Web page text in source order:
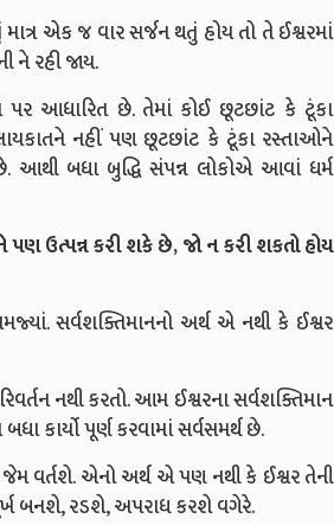
માત્ર એક જ વાર સર્જન થતું હોય તો તે ઈશ્વરમાં
ને રહી જાય.
પર આધારિત છે. તેમાં કોઈ છૂટછાંટ કે ટૂંકા
નહીં પણ છૂટછાંટ કે ટૂંકા રસ્તાઓને
આથી બધા બુદ્ધિ સંપન્ન લોકોએ આવાં ધર્મ
પણ ઉત્પન્ન કરી શકે છે, જો ન કરી શકતો હોય
સર્વશક્તિમાનનો અર્થ એ નથી કે ઈશ્વર
નથી કરતો. આમ ઈશ્વરના સર્વશક્તિમાન
કાર્યો પૂર્ણ કરવામાં સર્વસમર્થ છે.
વર્તશે. એનો અર્થ એ પણ નથી કે ઈશ્વર તેની
બનશે, રડશે, અપરાધ કરશે વગેરે.